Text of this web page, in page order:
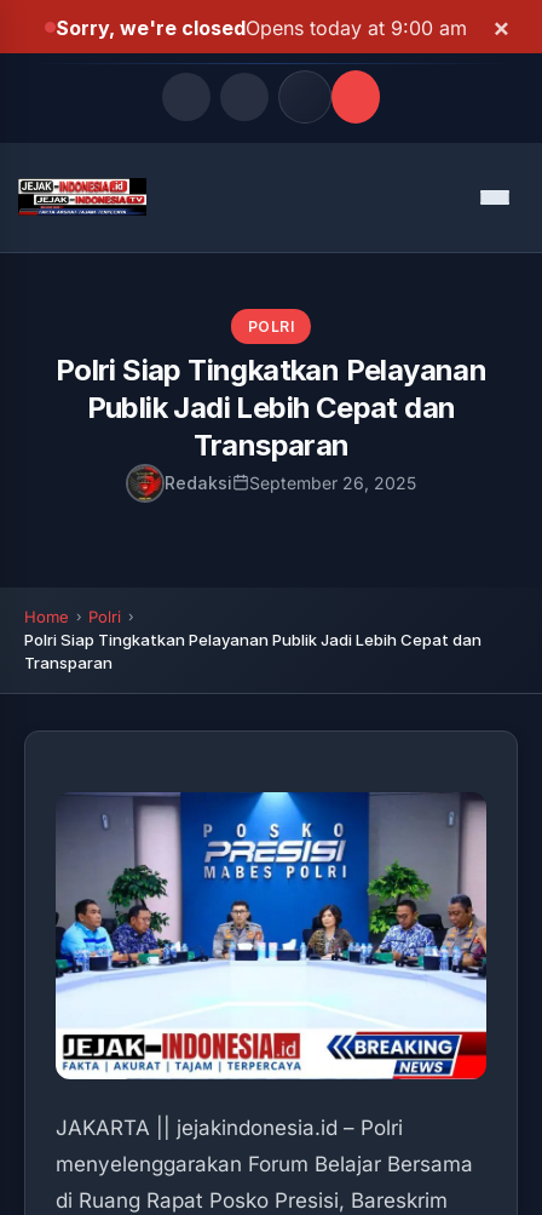
Sorry, we're closedOpens today at 9:00 am ×
Quick Links
Menu
POLRI
Polri Siap Tingkatkan Pelayanan
Publik Jadi Lebih Cepat dan
Transparan
Redaksi September 26, 2025
Home
Polri
Polri Siap Tingkatkan Pelayanan Publik Jadi Lebih Cepat dan
Transparan
JAKARTA || jejakindonesia.id – Polri
menyelenggarakan Forum Belajar Bersama
di Ruang Rapat Posko Presisi, Bareskrim